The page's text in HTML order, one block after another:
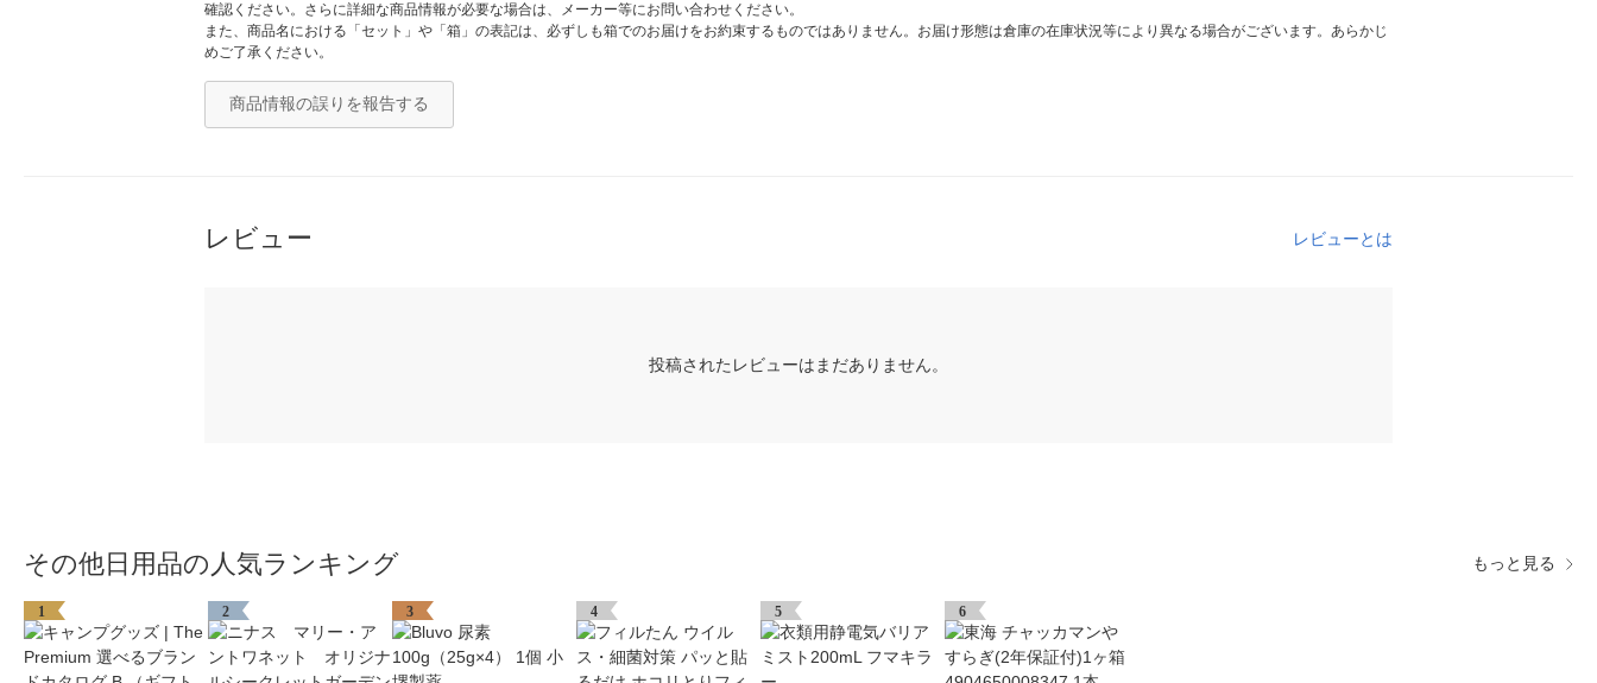
確認ください。さらに詳細な商品情報が必要な場合は、メーカー等にお問い合わせください。
また、商品名における「セット」や「箱」の表記は、必ずしも箱でのお届けをお約束するものではありません。お届け形態は倉庫の在庫状況等により異なる場合がございます。あらかじ
めご了承ください。
商品情報の誤りを報告する
レビュー レビューとは
投稿されたレビューはまだありません。
その他日用品の人気ランキング もっと見る
1 2 3 4 5 6